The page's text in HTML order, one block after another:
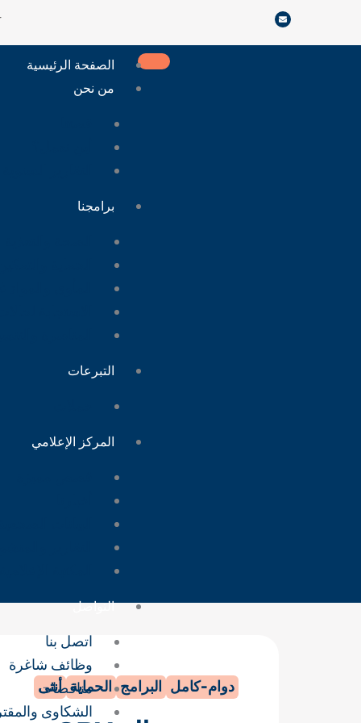
الصفحة الرئيسية
من نحن
برامجنا
التبرعات
المركز الإعلامي
التواصل
اتصل بنا
وظائف شاغرة
مناقصات
الشكاوى
دوام-كامل البرامج الحماية أنثى